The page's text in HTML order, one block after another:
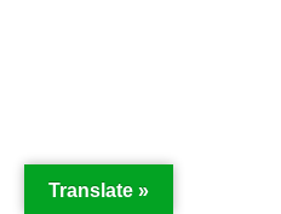
Translate »